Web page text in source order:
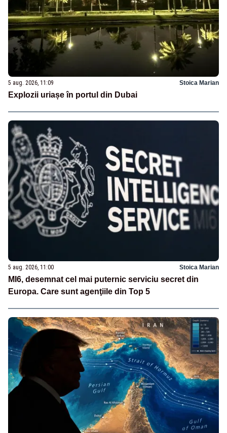
5 aug. 2026, 11:09 Stoica Marian
Explozii uriașe în portul din Dubai
5 aug. 2026, 11:00 Stoica Marian
MI6, desemnat cel mai puternic serviciu secret din
Europa. Care sunt agenţiile din Top 5